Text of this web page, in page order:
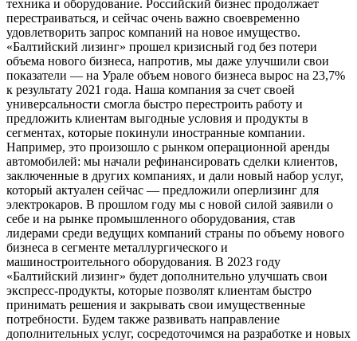
техника и оборудование. Российский бизнес продолжает
перестраиваться, и сейчас очень важно своевременно
удовлетворить запрос компаний на новое имущество.
«Балтийский лизинг» прошел кризисный год без потери
объема нового бизнеса, напротив, мы даже улучшили свои
показатели — на Урале объем нового бизнеса вырос на 23,7%
к результату 2021 года. Наша компания за счет своей
универсальности смогла быстро перестроить работу и
предложить клиентам выгодные условия и продукты в
сегментах, которые покинули иностранные компании.
Например, это произошло с рынком операционной аренды
автомобилей: мы начали рефинансировать сделки клиентов,
заключенные в других компаниях, и дали новый набор услуг,
который актуален сейчас — предложили оперлизинг для
электрокаров. В прошлом году мы с новой силой заявили о
себе и на рынке промышленного оборудования, став
лидерами среди ведущих компаний страны по объему нового
бизнеса в сегменте металлургического и
машиностроительного оборудования. В 2023 году
«Балтийский лизинг» будет дополнительно улучшать свои
экспресс-продукты, которые позволят клиентам быстро
принимать решения и закрывать свои имущественные
потребности. Будем также развивать направление
дополнительных услуг, сосредоточимся на разработке и новых